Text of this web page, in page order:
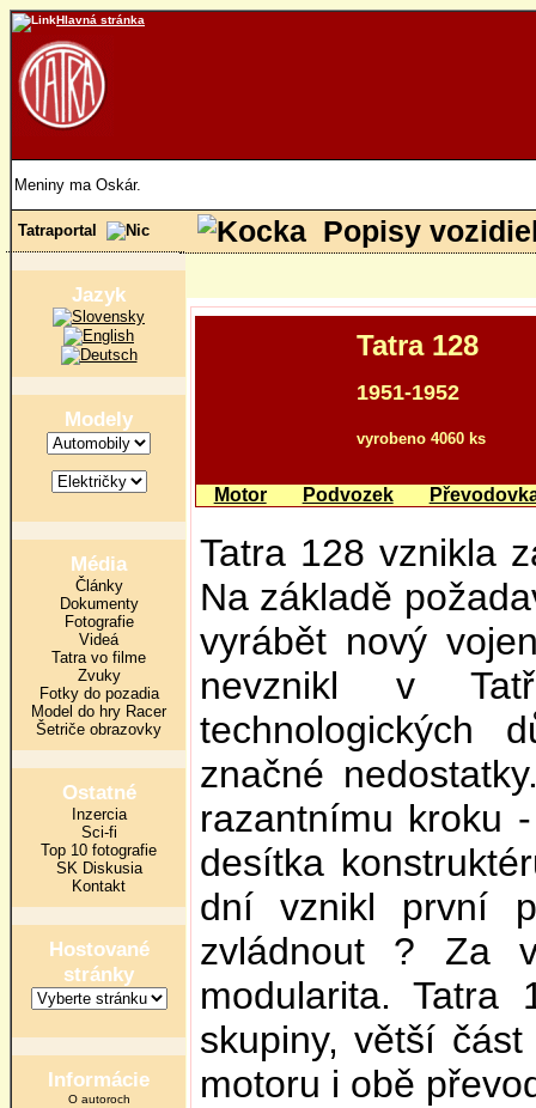
Hlavná stránka
Meniny ma Oskár.
Tatraportal
Jazyk
Modely
Média
Články
Dokumenty
Fotografie
Videá
Tatra vo filme
Zvuky
Fotky do pozadia
Model do hry Racer
Šetriče obrazovky
Ostatné
Inzercia
Sci-fi
Top 10 fotografie
SK Diskusia
Kontakt
Hostované
stránky
Informácie
O autoroch
Popisy
Tatra 128
1951-1952
vyrobeno 4060 ks
Motor Podvozek
Tatra 128 vznikla
Na základě
vyrábět nový
nevznikl v
značné
razantnímu kroku
desítka
dní vznikl první
zvládnout ? Za
modularita. Tatra
skupiny, větší
motoru i obě